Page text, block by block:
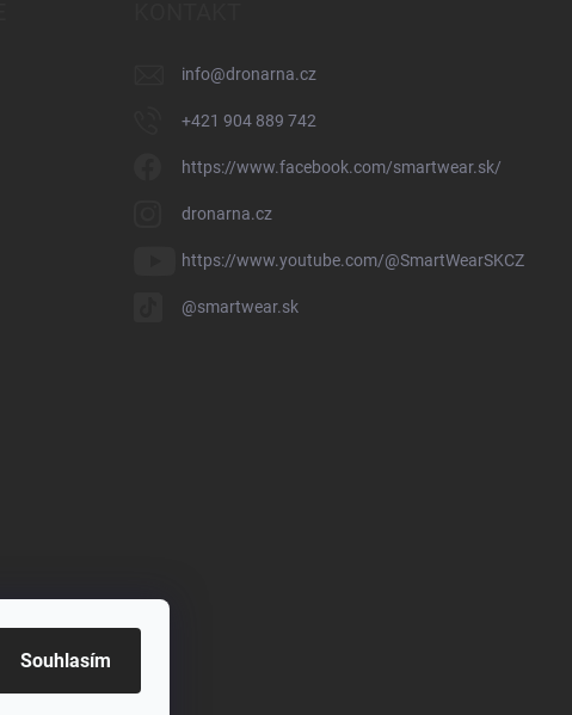
Souhlasím
info@dronarna.cz
+421 904 889 742
https://www.facebook.com/smartwear.sk/
dronarna.cz
https://www.youtube.com/@SmartWearSKCZ
@smartwear.sk